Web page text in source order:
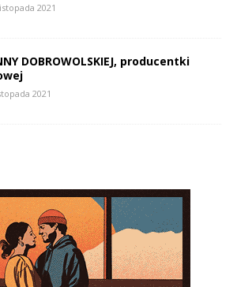
2021
DOBROWOLSKIEJ, producentki
2021